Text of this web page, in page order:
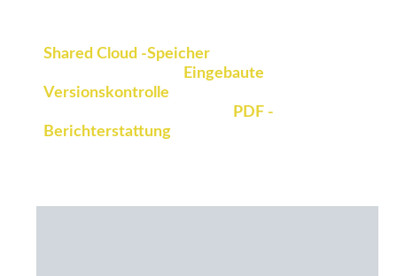
Shared Cloud -Speicher, Veränderungen mit
Eingebaute
Versionskontrolle
PDF -
Berichterstattung.